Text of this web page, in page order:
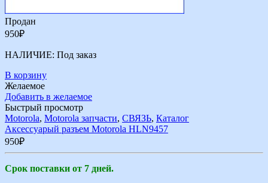
Продан
950₽
НАЛИЧИЕ: Под заказ
В корзину
Желаемое
Добавить в желаемое
Быстрый просмотр
Motorola, Motorola запчасти, СВЯЗЬ, Каталог
Аксессуарый разъем Motorola HLN9457
950₽
Срок поставки от 7 дней.